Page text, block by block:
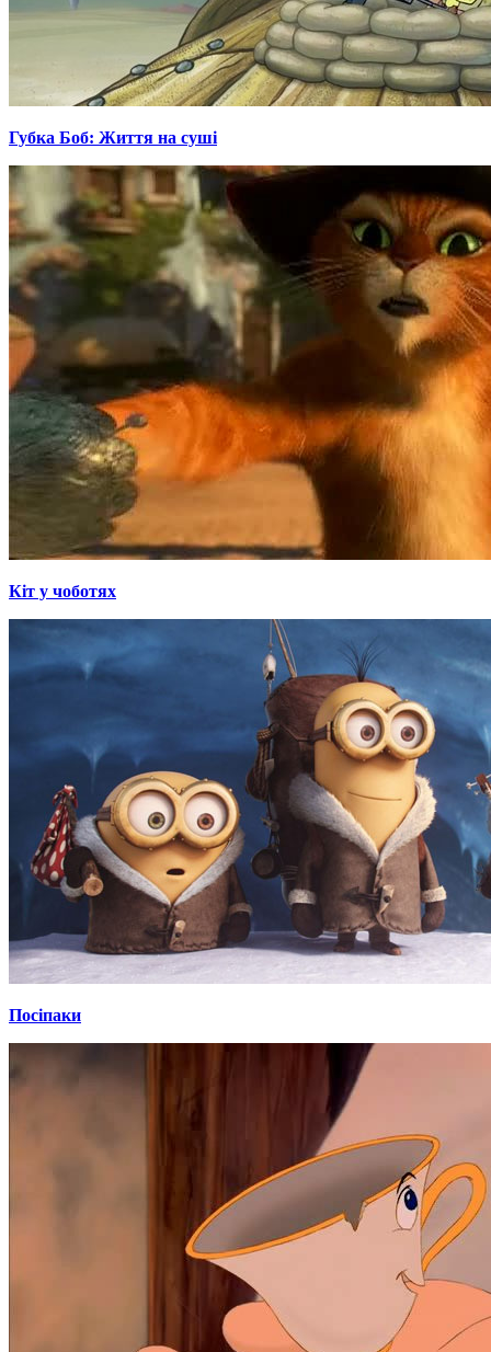
Губка Боб: Життя на суші
Кіт у чоботях
Посіпаки